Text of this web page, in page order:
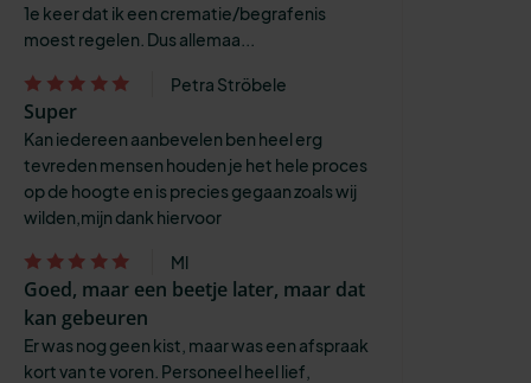
1e keer dat ik een crematie/begrafenis
moest regelen. Dus allemaa...
Petra Ströbele
Super
Kan iedereen aanbevelen ben heel erg
tevreden mensen houden je het hele proces
op de hoogte en is precies gegaan zoals wij
wilden,mijn dank hiervoor
Ml
Goed, maar een beetje later, maar dat
kan gebeuren
Er was nog geen kist, maar was een afspraak
kort van te voren. Personeel heel lief,